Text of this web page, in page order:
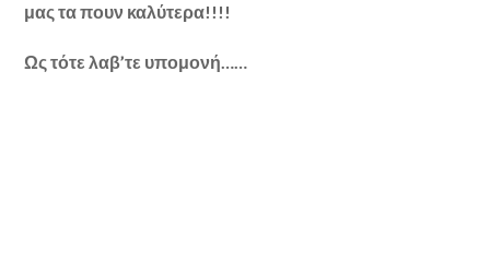
μας τα πουν καλύτερα!!!!
Ως τότε λαβ’τε υπομονή……